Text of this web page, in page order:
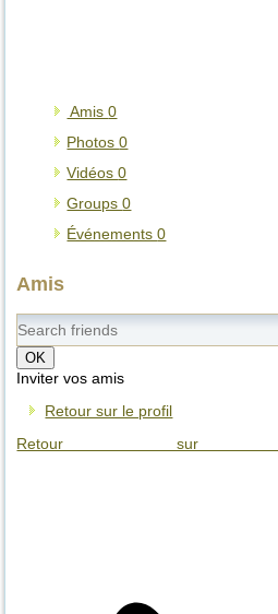
Amis0
Photos0
Vidéos0
Groups0
Événements0
Amis
OK
Inviter vos amis
Retour sur le profil
Retour